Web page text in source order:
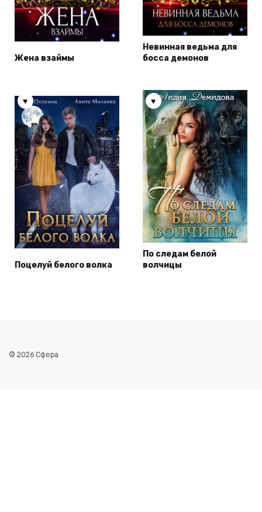
Жена взаймы
Невинная ведьма для
босса демонов
Поцелуй белого волка
По следам белой
волчицы
© 2026 Сфера